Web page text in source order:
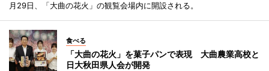
月29日、「大曲の花火」の観覧会場内に開設される。
食べる
「大曲の花火」を菓子パンで表現 大曲農業高校と
日大秋田県人会が開発